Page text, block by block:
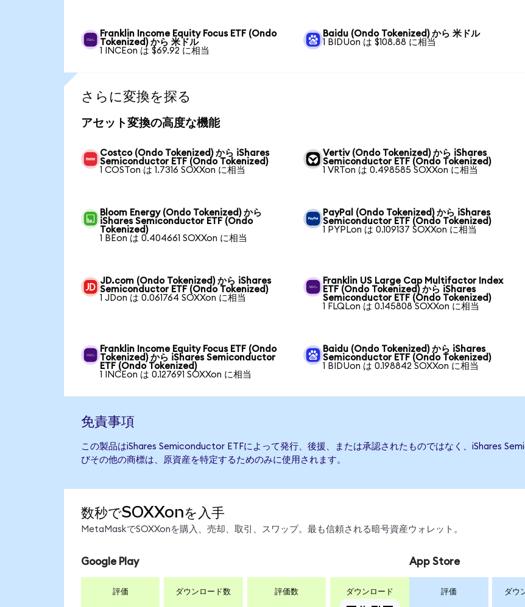
Franklin Income Equity Focus ETF (Ondo
Tokenized) から 米ドル
1 INCEon は $69.92 に相当
Baidu (Ondo Tokenized) から 米ドル
1 BIDUon は $108.88 に相当
さらに変換を探る
アセット変換の高度な機能
Costco (Ondo Tokenized) から iShares
Semiconductor ETF (Ondo Tokenized)
1 COSTon は 1.7316 SOXXon に相当
Vertiv (Ondo Tokenized) から iShares
Semiconductor ETF (Ondo Tokenized)
1 VRTon は 0.498585 SOXXon に相当
Bloom Energy (Ondo Tokenized) から
iShares Semiconductor ETF (Ondo
Tokenized)
1 BEon は 0.404661 SOXXon に相当
PayPal (Ondo Tokenized) から iShares
Semiconductor ETF (Ondo Tokenized)
1 PYPLon は 0.109137 SOXXon に相当
JD.com (Ondo Tokenized) から iShares
Semiconductor ETF (Ondo Tokenized)
1 JDon は 0.061764 SOXXon に相当
Franklin US Large Cap Multifactor Index
ETF (Ondo Tokenized) から iShares
Semiconductor ETF (Ondo Tokenized)
1 FLQLon は 0.145808 SOXXon に相当
Franklin Income Equity Focus ETF (Ondo
Tokenized) から iShares Semiconductor
ETF (Ondo Tokenized)
1 INCEon は 0.127691 SOXXon に相当
Baidu (Ondo Tokenized) から iShares
Semiconductor ETF (Ondo Tokenized)
1 BIDUon は 0.198842 SOXXon に相当
免責事項
この製品はiShares Semiconductor ETFによって発行、後援、または承認されたものではなく、iShares
びその他の商標は、原資産を特定するためのみに使用されます。
数秒でSOXXonを入手
MetaMaskでSOXXonを購入、売却、取引、スワップ。最も信頼される暗号資産ウォレット。
Google Play
評価 ダウンロード数 評価数 ダウンロード
App Store
評価 ダウ